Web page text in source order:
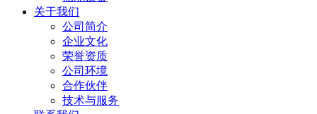
关于我们
公司简介
企业文化
荣誉资质
公司环境
合作伙伴
技术与服务